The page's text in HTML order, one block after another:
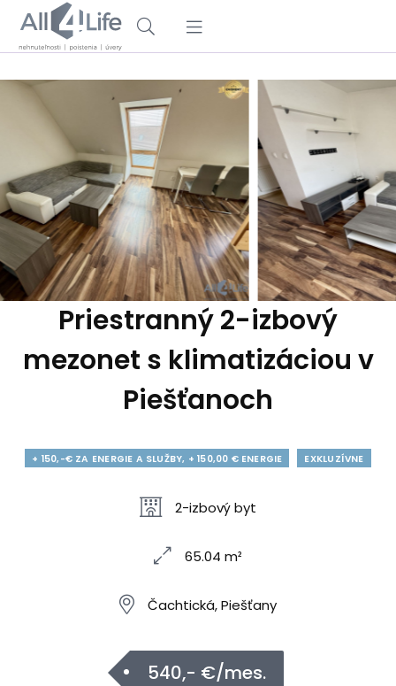
Priestranný 2-izbový
mezonet s klimatizáciou v
Piešťanoch
+ 150,-€ ZA ENERGIE A SLUŽBY, + 150,00 € ENERGIE EXKLUZÍVNE
2-izbový byt
65.04 m²
Čachtická, Piešťany
540,- €/mes.